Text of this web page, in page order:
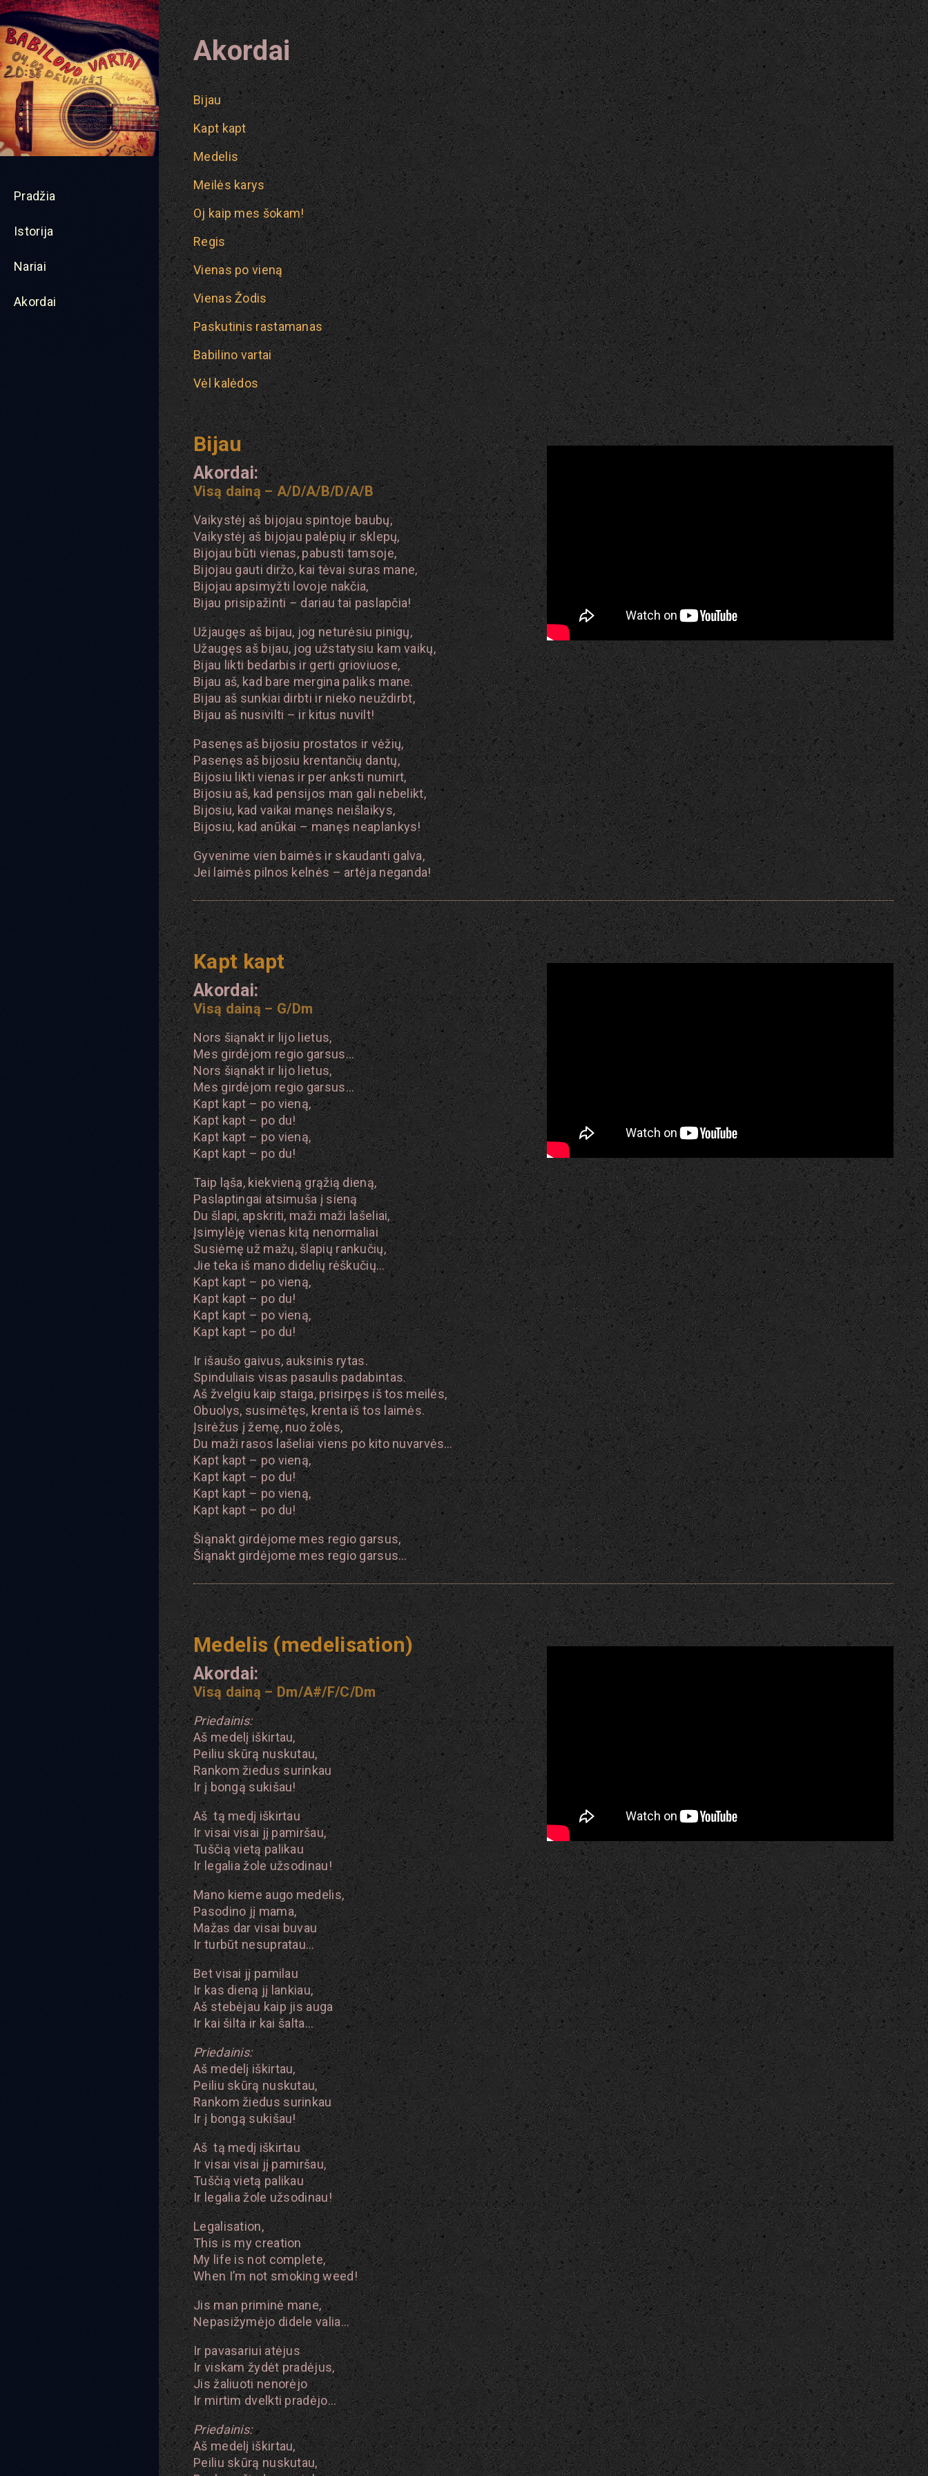
Pradžia
Istorija
Nariai
Akordai
Akordai
Bijau
Kapt kapt
Medelis
Meilės karys
Oj kaip mes šokam!
Regis
Vienas po vieną
Vienas Žodis
Paskutinis rastamanas
Babilino vartai
Vėl kalėdos
Bijau
Akordai:
Visą dainą – A/D/A/B/D/A/B
Vaikystėj aš bijojau spintoje baubų,
Vaikystėj aš bijojau palėpių ir sklepų,
Bijojau būti vienas, pabusti tamsoje,
Bijojau gauti diržo, kai tėvai suras mane,
Bijojau apsimyžti lovoje nakčia,
Bijau prisipažinti – dariau tai paslapčia!
Užjaugęs aš bijau, jog neturėsiu pinigų,
Užaugęs aš bijau, jog užstatysiu kam vaikų,
Bijau likti bedarbis ir gerti grioviuose,
Bijau aš, kad bare mergina paliks mane.
Bijau aš sunkiai dirbti ir nieko neuždirbt,
Bijau aš nusivilti – ir kitus nuvilt!
Pasenęs aš bijosiu prostatos ir vėžių,
Pasenęs aš bijosiu krentančių dantų,
Bijosiu likti vienas ir per anksti numirt,
Bijosiu aš, kad pensijos man gali nebelikt,
Bijosiu, kad vaikai manęs neišlaikys,
Bijosiu, kad anūkai – manęs neaplankys!
Gyvenime vien baimės ir skaudanti galva,
Jei laimės pilnos kelnės – artėja neganda!
Kapt kapt
Akordai:
Visą dainą – G/Dm
Nors šiąnakt ir lijo lietus,
Mes girdėjom regio garsus…
Nors šiąnakt ir lijo lietus,
Mes girdėjom regio garsus…
Kapt kapt – po vieną,
Kapt kapt – po du!
Kapt kapt – po vieną,
Kapt kapt – po du!
Taip ląša, kiekvieną grąžią dieną,
Paslaptingai atsimuša į sieną
Du šlapi, apskriti, maži maži lašeliai,
Įsimylėję vienas kitą nenormaliai
Susiėmę už mažų, šlapių rankučių,
Jie teka iš mano didelių rėškučių…
Kapt kapt – po vieną,
Kapt kapt – po du!
Kapt kapt – po vieną,
Kapt kapt – po du!
Ir išaušo gaivus, auksinis rytas.
Spinduliais visas pasaulis padabintas.
Aš žvelgiu kaip staiga, prisirpęs iš tos meilės,
Obuolys, susimėtęs, krenta iš tos laimės.
Įsirėžus į žemę, nuo žolės,
Du maži rasos lašeliai viens po kito nuvarvės…
Kapt kapt – po vieną,
Kapt kapt – po du!
Kapt kapt – po vieną,
Kapt kapt – po du!
Šiąnakt girdėjome mes regio garsus,
Šiąnakt girdėjome mes regio garsus…
Medelis (medelisation)
Akordai:
Visą dainą – Dm/A#/F/C/Dm
Priedainis:
Aš medelį iškirtau,
Peiliu skūrą nuskutau,
Rankom žiedus surinkau
Ir į bongą sukišau!
Aš tą medį iškirtau
Ir visai visai jį pamiršau,
Tuščią vietą palikau
Ir legalia žole užsodinau!
Mano kieme augo medelis,
Pasodino jį mama,
Mažas dar visai buvau
Ir turbūt nesupratau…
Bet visai jį pamilau
Ir kas dieną jį lankiau,
Aš stebėjau kaip jis auga
Ir kai šilta ir kai šalta…
Priedainis:
Aš medelį iškirtau,
Peiliu skūrą nuskutau,
Rankom žiedus surinkau
Ir į bongą sukišau!
Aš tą medį iškirtau
Ir visai visai jį pamiršau,
Tuščią vietą palikau
Ir legalia žole užsodinau!
Legalisation,
This is my creation
My life is not complete,
When I’m not smoking weed!
Jis man priminė mane,
Nepasižymėjo didele valia…
Ir pavasariui atėjus
Ir viskam žydėt pradėjus,
Jis žaliuoti nenorėjo
Ir mirtim dvelkti pradėjo…
Priedainis:
Aš medelį iškirtau,
Peiliu skūrą nuskutau,